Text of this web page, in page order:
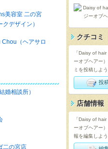
美容室 二の宮
デザイン）
（ヘアサロ
婚相談所）
二の宮店
クチコミ
「Daisy of
ーオブヘアー
ミを投稿しよう
投
店舗情報
「Daisy of
ーオブヘアー
報を編集しよう